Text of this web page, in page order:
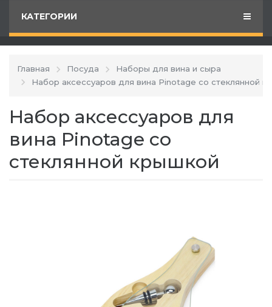
КАТЕГОРИИ
Главная Посуда
Наборы для вина и сыра
Набор аксессуаров для вина Pinotage со стеклянной
Набор аксессуаров для
вина Pinotage со
стеклянной крышкой